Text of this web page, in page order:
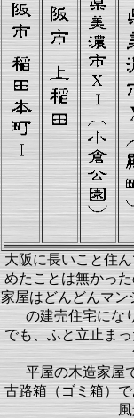
大阪に長いこと住
めたことは無かっ
家屋はどんどんマン
の建売住宅にな
でも、ふと立止ま
平屋の木造家屋
古路箱（ゴミ箱）